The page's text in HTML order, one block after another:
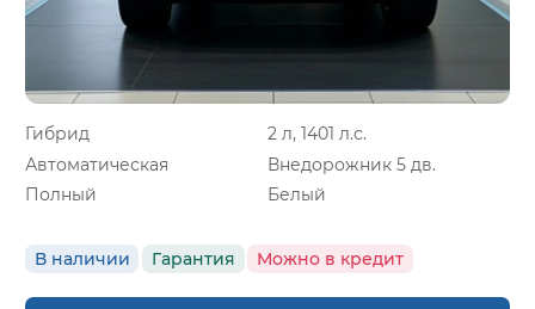
Гибрид
2 л, 1401 л.с.
Автоматическая
Внедорожник 5 дв.
Полный
Белый
В наличии Гарантия Можно в кредит